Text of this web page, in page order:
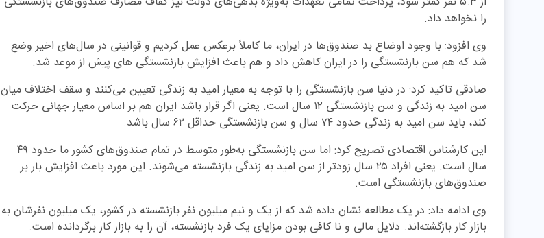
را نخواهد داد.
وی افزود: با وجود اوضاع بد صندوق‌ها در ایران، ما کاملاً برعکس عمل کردیم و قوانینی در سال‌های اخیر وضع
شد که هم سن بازنشستگی را در ایران کاهش داد و هم باعث افزایش بازنشستگی های پیش از موعد شد‌.
صادقی تاکید کرد: در دنیا سن بازنشستگی را با توجه به معیار امید به زندگی تعیین می‌کنند و سقف اختلاف میان
سن امید به زندگی و سن بازنشستگی ۱۲ سال است. یعنی اگر قرار باشد ایران هم بر اساس معیار جهانی حرکت
کند، باید سن امید به زندگی حدود ۷۴ سال و سن بازنشستگی حداقل ۶۲ سال باشد.
این کارشناس اقتصادی تصریح کرد: اما سن بازنشستگی به‌طور متوسط در تمام صندوق‌های کشور ما حدود ۴۹
سال است. یعنی افراد ۲۵ سال زودتر از سن امید به زندگی بازنشسته می‌شوند. این مورد باعث افزایش بار بر
صندوق‌های بازنشستگی است.
وی ادامه داد: در یک مطالعه نشان داده شد که از یک و نیم میلیون نفر بازنشسته‌ در کشور، یک میلیون نفرشان به
بازار کار بازگشته‌اند. دلایل مالی و نا کافی بودن مزایای یک فرد بازنشسته، آن را به بازار کار بر‌گردانده است.